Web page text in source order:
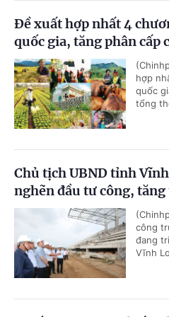
Đề xuất hợp nhất 4
quốc gia, tăng phân cấp
hợp
quốc
tổng
Chủ tịch UBND tỉnh
nghẽn đầu tư công,
công
đang
Vĩnh